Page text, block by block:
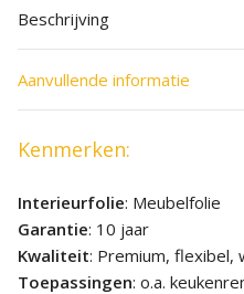
Beschrijving
Aanvullende informatie
Kenmerken:
Interieurfolie: Meubelfolie
Garantie: 10 jaar
Kwaliteit: Premium,
Toepassingen: o.a.